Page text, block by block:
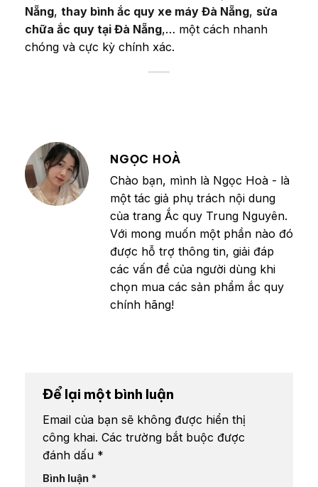
Nẵng, thay bình ắc quy xe máy Đà Nẵng, sửa
chữa ắc quy tại Đà Nẵng,… một cách nhanh
chóng và cực kỳ chính xác.
NGỌC HOÀ
Chào bạn, mình là Ngọc Hoà - là
một tác giả phụ trách nội dung
của trang Ắc quy Trung Nguyên.
Với mong muốn một phần nào đó
được hỗ trợ thông tin, giải đáp
các vấn đề của người dùng khi
chọn mua các sản phẩm ắc quy
chính hãng!
Để lại một bình luận
Email của bạn sẽ không được hiển thị
công khai. Các trường bắt buộc được
đánh dấu *
Bình luận *